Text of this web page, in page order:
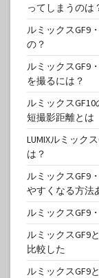
ってしまうのは
ルミックスGF9
の？
ルミックスGF9
を撮るには？
ルミックス
短撮影距離とは
LUMIXルミック
は？
ルミックスGF9
やすくなる方法
ルミックスGF9
ルミックスGF9
比較した
ルミックスGF9